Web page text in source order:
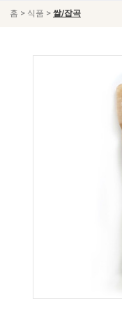
홈 > 식품 > 쌀/잡곡